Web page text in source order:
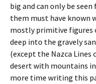
big and can only be
them must have known
mostly primitive figures
deep into the gravely
(except the Nazca Lines
desert with mountains
more time writing this